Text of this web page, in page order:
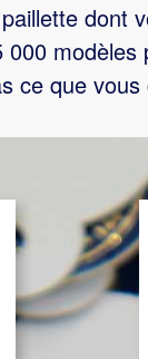
dont
000 modèles
ce que